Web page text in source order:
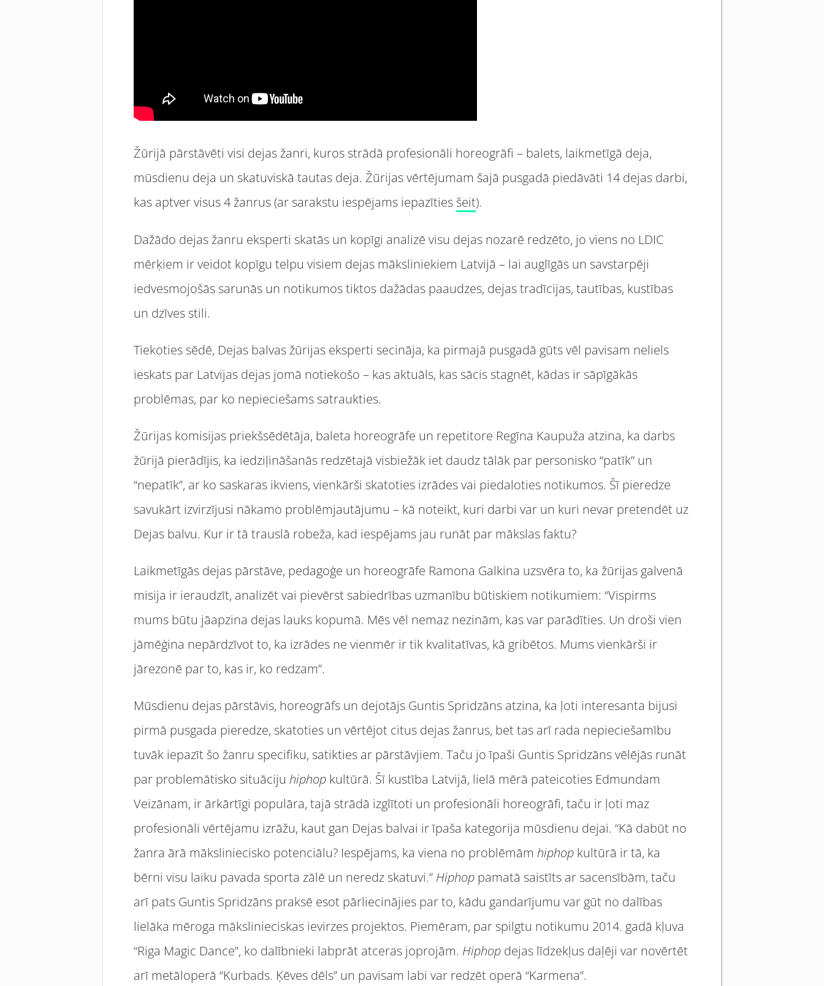
Žūrijā pārstāvēti visi dejas žanri, kuros strādā profesionāli horeogrāfi – balets, laikmetīgā deja,
mūsdienu deja un skatuviskā tautas deja. Žūrijas vērtējumam šajā pusgadā piedāvāti 14 dejas darbi,
kas aptver visus 4 žanrus (ar sarakstu iespējams iepazīties šeit).
Dažādo dejas žanru eksperti skatās un kopīgi analizē visu dejas nozarē redzēto, jo viens no LDIC
mērķiem ir veidot kopīgu telpu visiem dejas māksliniekiem Latvijā – lai auglīgās un savstarpēji
iedvesmojošās sarunās un notikumos tiktos dažādas paaudzes, dejas tradīcijas, tautības, kustības
un dzīves stili.
Tiekoties sēdē, Dejas balvas žūrijas eksperti secināja, ka pirmajā pusgadā gūts vēl pavisam neliels
ieskats par Latvijas dejas jomā notiekošo – kas aktuāls, kas sācis stagnēt, kādas ir sāpīgākās
problēmas, par ko nepieciešams satraukties.
Žūrijas komisijas priekšsēdētāja, baleta horeogrāfe un repetitore Regīna Kaupuža atzina, ka darbs
žūrijā pierādījis, ka iedziļināšanās redzētajā visbiežāk iet daudz tālāk par personisko “patīk” un
“nepatīk”, ar ko saskaras ikviens, vienkārši skatoties izrādes vai piedaloties notikumos. Šī pieredze
savukārt izvirzījusi nākamo problēmjautājumu – kā noteikt, kuri darbi var un kuri nevar pretendēt uz
Dejas balvu. Kur ir tā trauslā robeža, kad iespējams jau runāt par mākslas faktu?
Laikmetīgās dejas pārstāve, pedagoģe un horeogrāfe Ramona Galkina uzsvēra to, ka žūrijas galvenā
misija ir ieraudzīt, analizēt vai pievērst sabiedrības uzmanību būtiskiem notikumiem: “Vispirms
mums būtu jāapzina dejas lauks kopumā. Mēs vēl nemaz nezinām, kas var parādīties. Un droši vien
jāmēģina nepārdzīvot to, ka izrādes ne vienmēr ir tik kvalitatīvas, kā gribētos. Mums vienkārši ir
jārezonē par to, kas ir, ko redzam”.
Mūsdienu dejas pārstāvis, horeogrāfs un dejotājs Guntis Spridzāns atzina, ka ļoti interesanta bijusi
pirmā pusgada pieredze, skatoties un vērtējot citus dejas žanrus, bet tas arī rada nepieciešamību
tuvāk iepazīt šo žanru specifiku, satikties ar pārstāvjiem. Taču jo īpaši Guntis Spridzāns vēlējās runāt
par problemātisko situāciju hiphop kultūrā. Šī kustība Latvijā, lielā mērā pateicoties Edmundam
Veizānam, ir ārkārtīgi populāra, tajā strādā izglītoti un profesionāli horeogrāfi, taču ir ļoti maz
profesionāli vērtējamu izrāžu, kaut gan Dejas balvai ir īpaša kategorija mūsdienu dejai. “Kā dabūt no
žanra ārā māksliniecisko potenciālu? Iespējams, ka viena no problēmām hiphop kultūrā ir tā, ka
bērni visu laiku pavada sporta zālē un neredz skatuvi.” Hiphop pamatā saistīts ar sacensībām, taču
arī pats Guntis Spridzāns praksē esot pārliecinājies par to, kādu gandarījumu var gūt no dalības
lielāka mēroga mākslinieciskas ievirzes projektos. Piemēram, par spilgtu notikumu 2014. gadā kļuva
“Riga Magic Dance”, ko dalībnieki labprāt atceras joprojām. Hiphop dejas līdzekļus daļēji var novērtēt
arī metāloperā “Kurbads. Ķēves dēls” un pavisam labi var redzēt operā “Karmena”.